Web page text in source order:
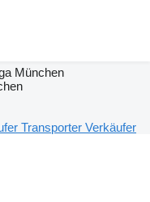
München
Transporter Verkäufer